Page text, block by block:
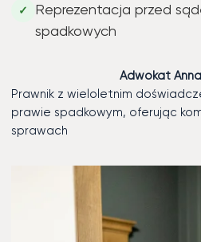
✓
Reprezentacja przed
spadkowych
Adwokat
Prawnik z wieloletnim
prawie spadkowym, oferując
sprawach